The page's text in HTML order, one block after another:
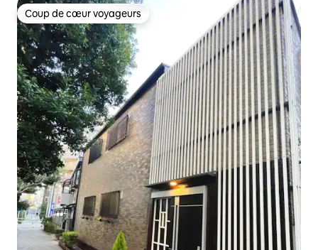
Coup de cœur voyageurs
Coup de cœur voyageurs